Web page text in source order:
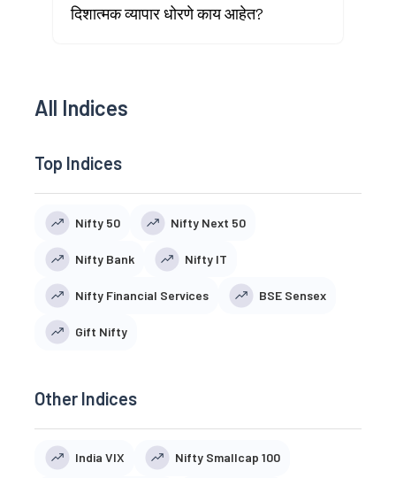
दिशात्मक व्यापार धोरणे काय आहेत?
All Indices
Top Indices
Nifty 50 Nifty Next 50
Nifty Bank Nifty IT
Nifty Financial Services BSE Sensex
Gift Nifty
Other Indices
India VIX Nifty Smallcap 100